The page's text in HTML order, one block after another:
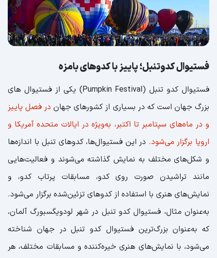
فستیوال کدوتنبل؛ پاییز با کدوهای بامزه
فستیوال کدو تنبل (Pumpkin Festival) یکی از فستیوال های
بزرگ جهان است که در بسیاری از کشورهای جهاندر فصل پاییز
و در ماه‌های سپتامبر تا اکتبر، به‌ویژه در ایالات متحده آمریکا و
اروپا برگزار می‌شود. در این فستیوال‌ها، کدوهای تنبل با اندازه‌ها
و شکل‌های مختلف به نمایش گذاشته می‌شوند و فعالیت‌هایی
مانند تراشیدن صورت روی کدو، مسابقات پرتاب کدو، و
نمایش‌های هنری با استفاده از کدوهای تزئین‌شده برگزار می‌شود.
به‌عنوان مثال، فستیوال کدو تنبل در شهر لودویگسبورگ آلمان،
که به‌عنوان بزرگ‌ترین فستیوال کدو تنبل در جهان شناخته
می‌شود، با نمایش‌های هنری خیره‌کننده و مسابقات مختلف، هر